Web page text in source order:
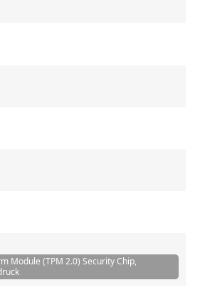
Module (TPM 2.0) Security Chip,